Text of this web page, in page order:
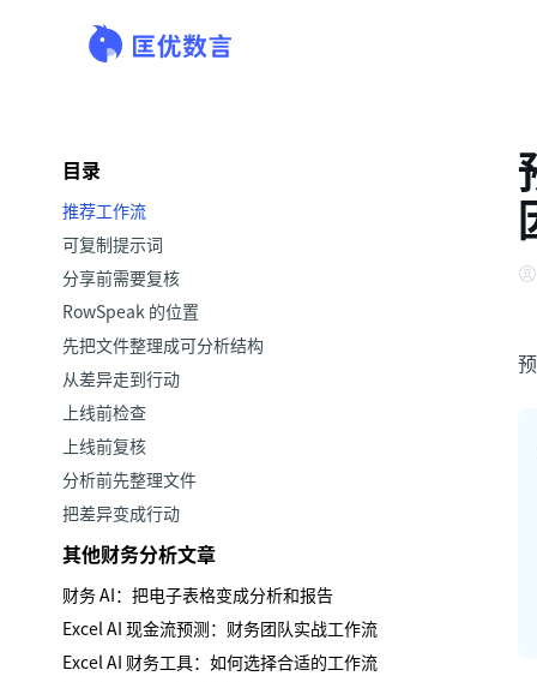
目录
推荐工作流
可复制提示词
分享前需要复核
RowSpeak 的位置
先把文件整理成可分析结构
从差异走到行动
上线前检查
上线前复核
分析前先整理文件
把差异变成行动
其他财务分析文章
财务 AI：把电子表格变成分析和报告
Excel AI 现金流预测：财务团队实战工作流
Excel AI 财务工具：如何选择合适的工作流